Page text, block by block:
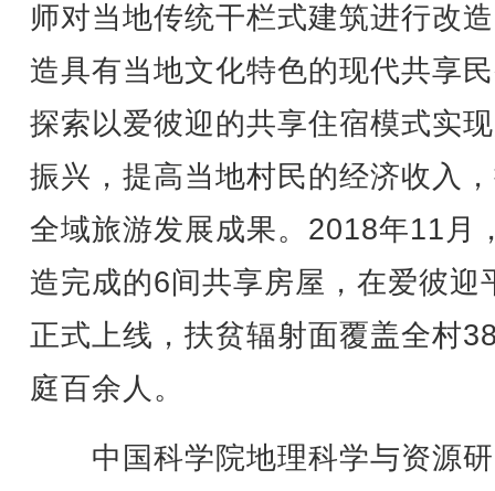
师对当地传统干栏式建筑进行改
造具有当地文化特色的现代共享
探索以爱彼迎的共享住宿模式实
振兴，提高当地村民的经济收入
全域旅游发展成果。2018年11月
造完成的6间共享房屋，在爱彼迎
正式上线，扶贫辐射面覆盖全村
庭百余人。
中国科学院地理科学与资源